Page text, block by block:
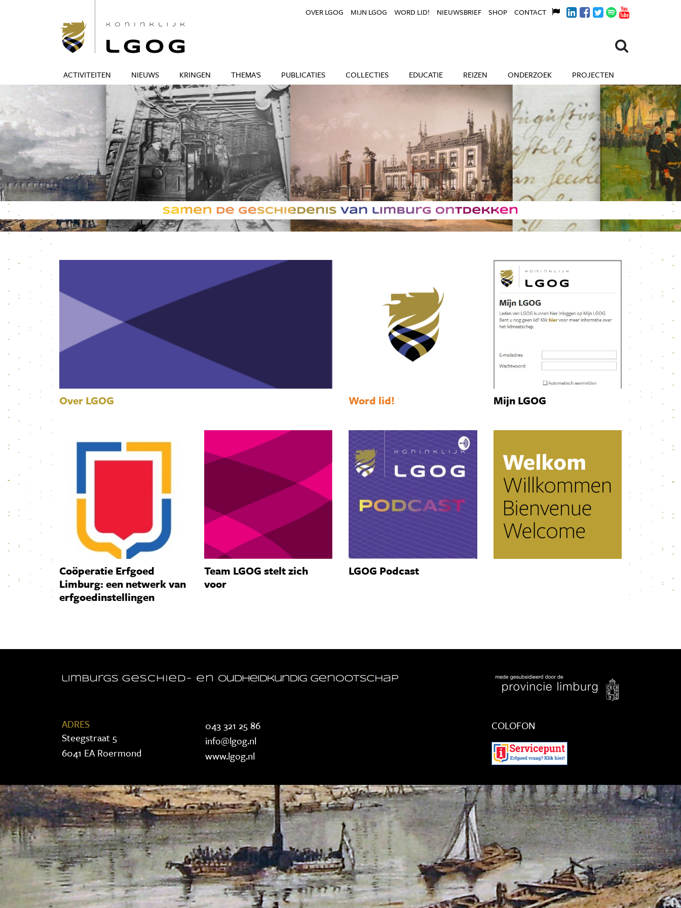
ACTIVITEITEN NIEUWS KRINGEN THEMA'S PUBLICATIES COLLECTIES EDUCATIE REIZEN ONDERZOEK PROJECTEN
OVER LGOG MIJN LGOG WORD LID! NIEUWSBRIEF SHOP CONTACT
Over LGOG Word lid! Mijn LGOG
Coöperatie Erfgoed
Limburg: een netwerk van
erfgoedinstellingen
Team LGOG stelt zich
voor
LGOG Podcast
ADRES
Steegstraat 5
6041 EA Roermond
043 321 25 86
info@lgog.nl
www.lgog.nl
COLOFON